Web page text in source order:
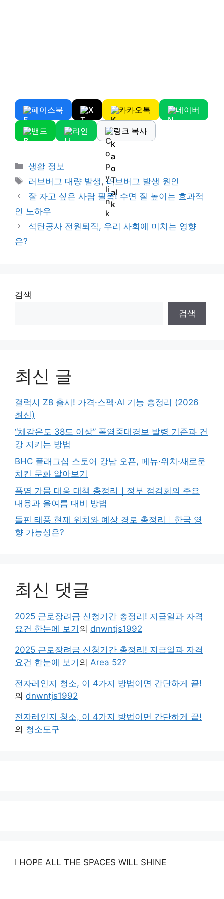
페이스북 X 카카오톡 네이버
밴드 라인 링크 복사
Categories
생활 정보
Tags
러브버그 대량 발생,러브버그 발생 원인
잘 자고 싶은 사람 필독! 수면 질 높이는 효과적
인 노하우
석탄공사 전원퇴직, 우리 사회에 미치는 영향
은?
검색
검색
최신 글
갤럭시 Z8 출시! 가격·스펙·AI 기능 총정리 (2026
최신)
“체감온도 38도 이상” 폭염중대경보 발령 기준과 건
강 지키는 방법
BHC 플래그십 스토어 강남 오픈, 메뉴·위치·새로운
치킨 문화 알아보기
폭염 가뭄 대응 대책 총정리｜정부 점검회의 주요
내용과 올여름 대비 방법
돌핀 태풍 현재 위치와 예상 경로 총정리｜한국 영
향 가능성은?
최신 댓글
2025 근로장려금 신청기간 총정리! 지급일과 자격
요건 한눈에 보기 의 dnwntjs1992
2025 근로장려금 신청기간 총정리! 지급일과 자격
요건 한눈에 보기 의 Area 52?
전자레인지 청소, 이 4가지 방법이면 간단하게 끝!
의 dnwntjs1992
전자레인지 청소, 이 4가지 방법이면 간단하게 끝!
의 청소도구
I HOPE ALL THE SPACES WILL SHINE